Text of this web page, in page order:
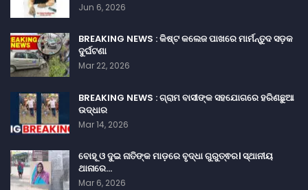
Jun 6, 2026
BREAKING NEWS : କିଷ୍ଟ କଲେଜ ପାଖରେ ମାର୍ମନ୍ତୁଦ ସଡ଼କ
ଦୁର୍ଘଟଣା
Mar 22, 2026
BREAKING NEWS : ଗ୍ରାମ ବାସୀଙ୍କ ସହଯୋଗରେ ହରିଣଛୁଆ
ଉଦ୍ଧାର
Mar 14, 2026
ବୋହୂ ଓ ଦୁଇ ନାତିଙ୍କ ମାଡ଼ରେ ବୃଦ୍ଧା ଗୁରୁତ୍ଵର। ସ୍ଥାନୀୟ
ଥାନାରେ…
Mar 6, 2026